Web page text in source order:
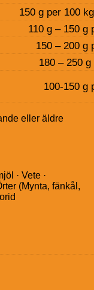
150 g per 100
110 g – 150 g
150 – 200 g
180 – 250
100-150 g
eller äldre
· Vete ·
(Mynta, fänkål,